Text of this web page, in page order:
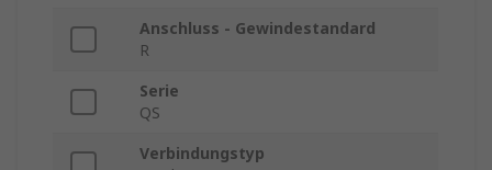
Anschluss - Gewindestandard
R
Serie
QS
Verbindungstyp